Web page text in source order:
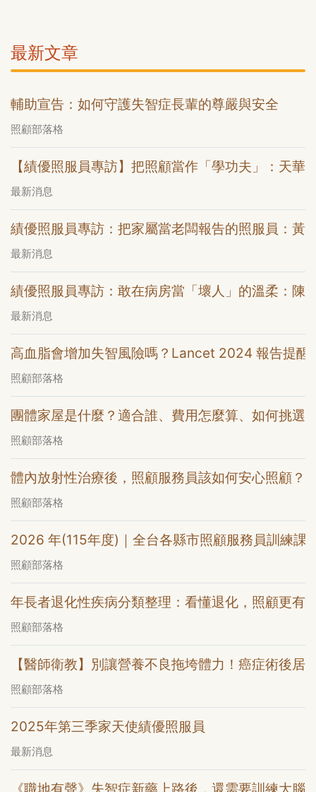
最新文章
輔助宣告：如何守護失智症長輩的尊嚴與安全
照顧部落格
【績優照服員專訪】把照顧當作「學功夫」：天華
最新消息
績優照服員專訪：把家屬當老闆報告的照服員：黃
最新消息
績優照服員專訪：敢在病房當「壞人」的溫柔：陳
最新消息
高血脂會增加失智風險嗎？Lancet 2024 報告提醒
照顧部落格
團體家屋是什麼？適合誰、費用怎麼算、如何挑選
照顧部落格
體內放射性治療後，照顧服務員該如何安心照顧？
照顧部落格
2026 年(115年度)｜全台各縣市照顧服務員訓練課
照顧部落格
年長者退化性疾病分類整理：看懂退化，照顧更有
照顧部落格
【醫師衛教】別讓營養不良拖垮體力！癌症術後居
照顧部落格
2025年第三季家天使績優照服員
最新消息
《職地有聲》失智症新藥上路後，還需要訓練大